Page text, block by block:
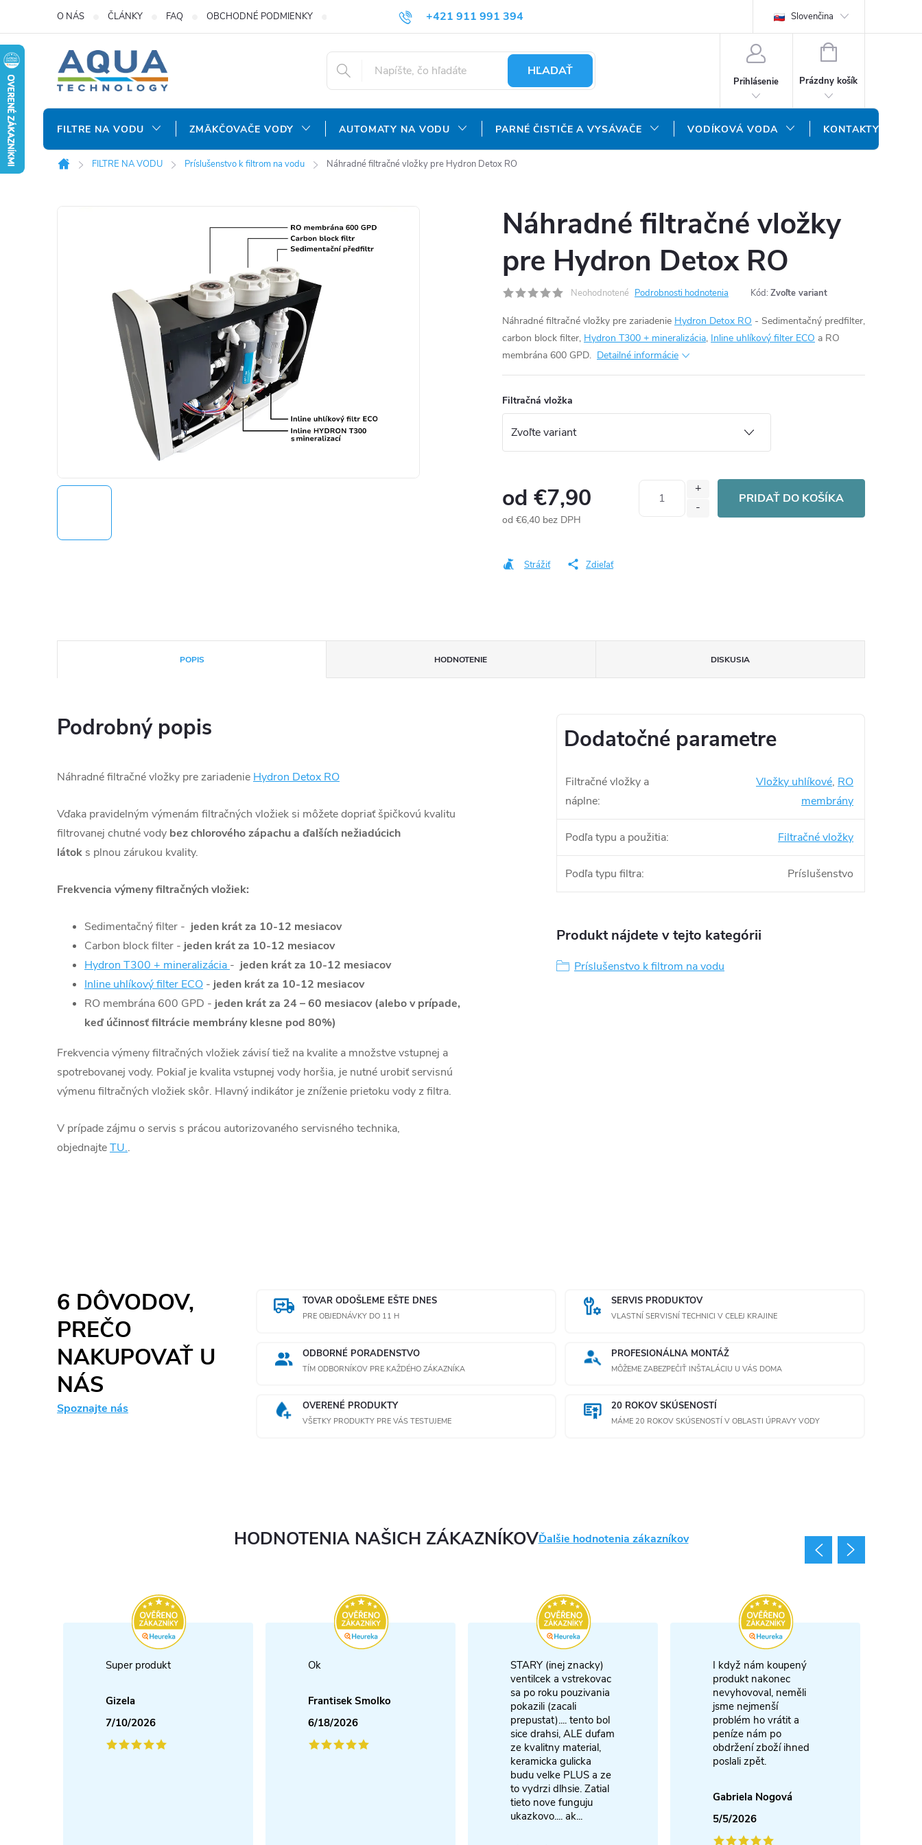
obsah
+421 911 991 394
info@aquatechnology.sk
O NÁS ČLÁNKY FAQ OBCHODNÉ PODMIENKY REKLAMAČNÝ PORIADOK OCHRANA OSOBNÝCH ÚDAJOV DOPRAVA A PLATBA
Slovenčina
HĽADAŤ
Prihlásenie
NÁKUPNÝ
Prázdny košík
FILTRE NA VODU ZMÄKČOVAČE VODY AUTOMATY NA VODU PARNÉ ČISTIČE A VYSÁVAČE VODÍKOVÁ VODA KONTAKTY
Domov
FILTRE NA VODU Príslušenstvo k filtrom na vodu Náhradné filtračné vložky pre Hydron Detox RO
Náhradné filtračné vložky
pre Hydron Detox RO
Neohodnotené Podrobnosti hodnotenia Kód: Zvoľte variant
Náhradné filtračné vložky pre zariadenie Hydron Detox RO - Sedimentačný predfilter,
carbon block filter, Hydron T300 + mineralizácia, Inline uhlíkový filter ECO a RO
membrána 600 GPD. Detailné informácie
Filtračná vložka
od €7,90
od €6,40 bez DPH
PRIDAŤ DO KOŠÍKA
Strážiť Zdieľať
POPIS HODNOTENIE DISKUSIA
Podrobný popis
Náhradné filtračné vložky pre zariadenie Hydron Detox RO
Vďaka pravidelným výmenám filtračných vložiek si môžete dopriať špičkovú kvalitu
filtrovanej chutné vody bez chlorového zápachu a ďalších nežiadúcich
látok s plnou zárukou kvality.
Frekvencia výmeny filtračných vložiek:
Sedimentačný filter - jeden krát za 10-12 mesiacov
Carbon block filter - jeden krát za 10-12 mesiacov
Hydron T300 + mineralizácia - jeden krát za 10-12 mesiacov
Inline uhlíkový filter ECO - jeden krát za 10-12 mesiacov
RO membrána 600 GPD - jeden krát za 24– 60 mesiacov (alebo v prípade,
keď účinnosť filtrácie membrány klesne pod 80%)
Frekvencia výmeny filtračných vložiek závisí tiež na kvalite a množstve vstupnej a
spotrebovanej vody. Pokiaľ je kvalita vstupnej vody horšia, je nutné urobiť servisnú
výmenu filtračných vložiek skôr. Hlavný indikátor je zníženie prietoku vody z filtra.
V prípade zájmu o servis s prácou autorizovaného servisného technika,
objednajteTU..
Dodatočné parametre
Filtračné vložky a
náplne:
Vložky uhlíkové, RO
membrány
Podľa typu a použitia: Filtračné vložky
Podľa typu filtra: Príslušenstvo
Produkt nájdete v tejto kategórii
Príslušenstvo k filtrom na vodu
6 DÔVODOV,
PREČO
NAKUPOVAŤ U
NÁS
Spoznajte nás
TOVAR ODOŠLEME EŠTE DNES
PRE OBJEDNÁVKY DO 11 H
SERVIS PRODUKTOV
VLASTNÍ SERVISNÍ TECHNICI V CELEJ KRAJINE
ODBORNÉ PORADENSTVO
TÍM ODBORNÍKOV PRE KAŽDÉHO ZÁKAZNÍKA
PROFESIONÁLNA MONTÁŽ
MÔŽEME ZABEZPEČIŤ INŠTALÁCIU U VÁS DOMA
OVERENÉ PRODUKTY
VŠETKY PRODUKTY PRE VÁS TESTUJEME
20 ROKOV SKÚSENOSTÍ
MÁME 20 ROKOV SKÚSENOSTÍ V OBLASTI ÚPRAVY VODY
HODNOTENIA NAŠICH ZÁKAZNÍKOVĎalšie hodnotenia zákazníkov
Super produkt
Gizela
7/10/2026
Ok
Frantisek Smolko
6/18/2026
STARY (inej znacky)
ventilcek a vstrekovac
sa po roku pouzivania
pokazili (zacali
prepustat).... tento bol
sice drahsi, ALE dufam
ze kvalitny material,
keramicka gulicka
budu velke PLUS a ze
to vydrzi dlhsie. Zatial
tieto nove funguju
ukazkovo.... ak...
I když nám koupený
produkt nakonec
nevyhovoval, neměli
jsme nejmenší
problém ho vrátit a
peníze nám po
obdržení zboží ihned
poslali zpět.
Gabriela Nogová
5/5/2026